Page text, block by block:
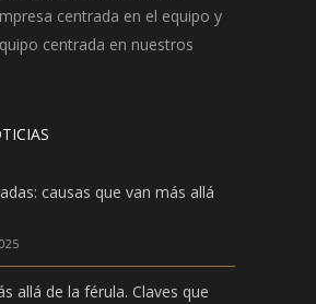
centrada en el equipo y
centrada en nuestros
causas que van más allá
allá de la férula. Claves que